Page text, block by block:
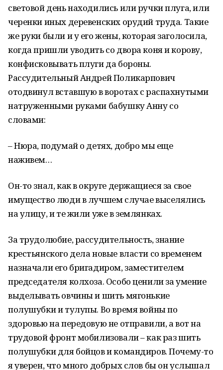
световой день находились или ручки плуга, или
черенки иных деревенских орудий труда. Такие
же руки были и у его жены, которая заголосила,
когда пришли уводить со двора коня и корову,
конфисковывать плуги да бороны.
Рассудительный Андрей Поликарпович
отодвинул вставшую в воротах с распахнутыми
натруженными руками бабушку Анну со
словами:
– Нюра, подумай о детях, добро мы еще
наживем…
Он-то знал, как в округе держащиеся за свое
имущество люди в лучшем случае выселялись
на улицу, и те жили уже в землянках.
За трудолюбие, рассудительность, знание
крестьянского дела новые власти со временем
назначали его бригадиром, заместителем
председателя колхоза. Особо ценили за умение
выделывать овчины и шить мягонькие
полушубки и тулупы. Во время войны по
здоровью на передовую не отправили, а вот на
трудовой фронт мобилизовали – как раз шить
полушубки для бойцов и командиров. Почему-то
я уверен, что много добрых слов бы он услышал